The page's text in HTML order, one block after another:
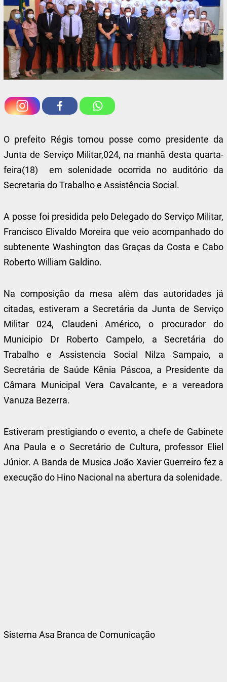
O prefeito Régis tomou posse como presidente da
Junta de Serviço Militar,024, na manhã desta quarta-
feira(18) em solenidade ocorrida no auditório da
Secretaria do Trabalho e Assistência Social.
A posse foi presidida pelo Delegado do Serviço Militar,
Francisco Elivaldo Moreira que veio acompanhado do
subtenente Washington das Graças da Costa e Cabo
Roberto William Galdino.
Na composição da mesa além das autoridades já
citadas, estiveram a Secretária da Junta de Serviço
Militar 024, Claudeni Américo, o procurador do
Municipio Dr Roberto Campelo, a Secretária do
Trabalho e Assistencia Social Nilza Sampaio, a
Secretária de Saúde Kênia Páscoa, a Presidente da
Câmara Municipal Vera Cavalcante, e a vereadora
Vanuza Bezerra.
Estiveram prestigiando o evento, a chefe de Gabinete
Ana Paula e o Secretário de Cultura, professor Eliel
Júnior. A Banda de Musica João Xavier Guerreiro fez a
execução do Hino Nacional na abertura da solenidade.
Sistema Asa Branca de Comunicação